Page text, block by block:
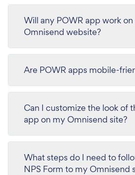
Will any POWR app work
Omnisend website?
Are POWR apps mobile-
Can I customize the look of
app on my Omnisend site?
What steps do I need to
NPS Form to my Omnisend